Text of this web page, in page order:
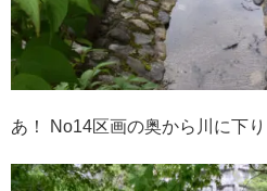
あ！ No14区画の奥から川に下り